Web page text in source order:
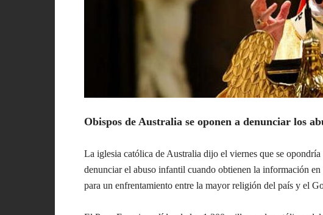
Obispos de Australia se oponen a denunciar los
La iglesia católica de Australia dijo el viernes que se opondría
denunciar el abuso infantil cuando obtienen la información
para un enfrentamiento entre la mayor religión del país y el